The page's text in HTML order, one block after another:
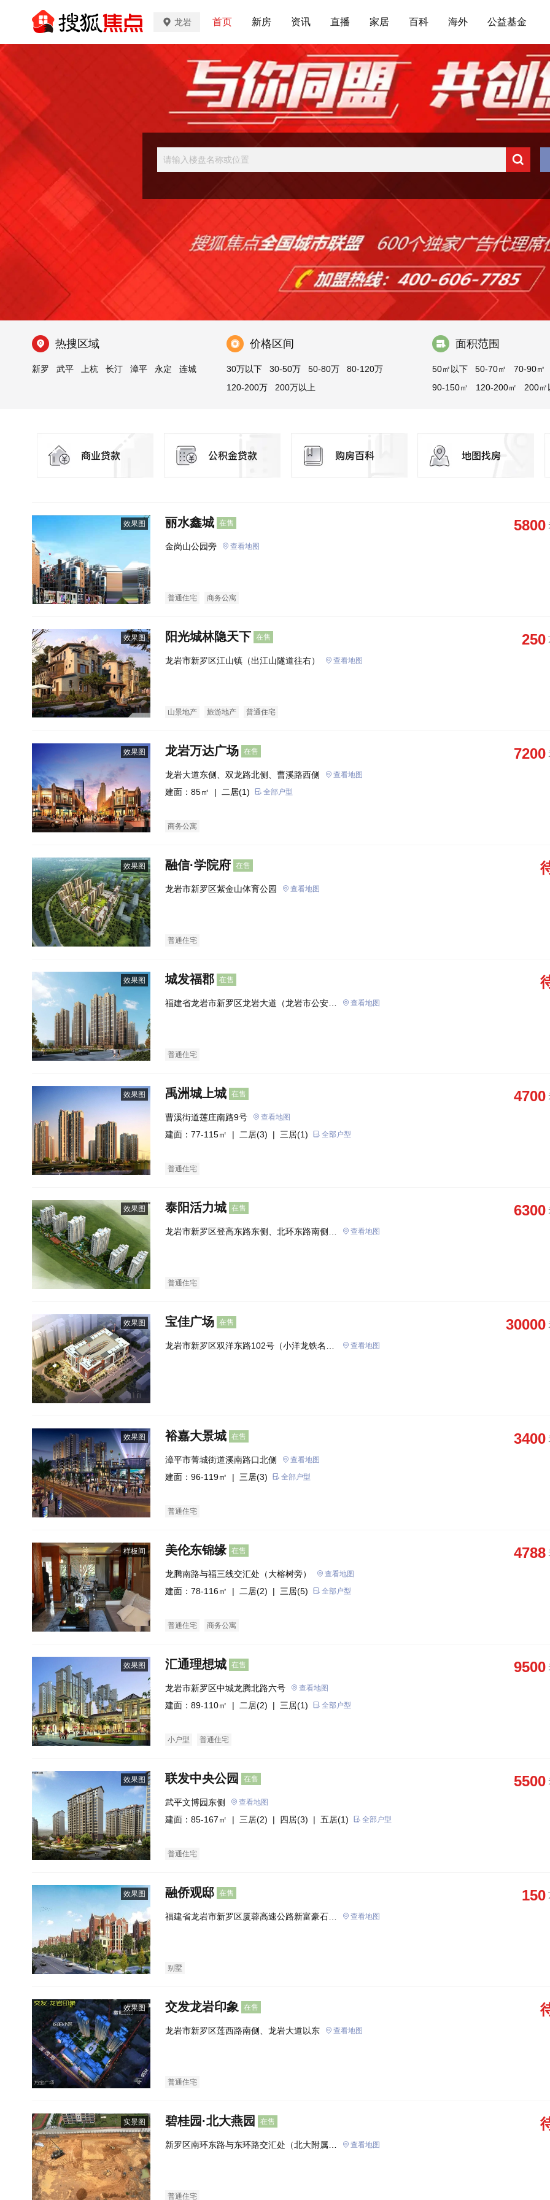
龙岩 首页 新房 资讯 直播 家居 百科 海外 公益基金
热搜区域
新罗 武平 上杭 长汀 漳平 永定 连城
价格区间
30万以下 30-50万 50-80万
80-120万
120-200万
200万以上
面积范围
50㎡以下 50-70㎡
70-90㎡
90-150㎡
120-200㎡ 200㎡
效果图 丽水鑫城 在售 5800
金岗山公园旁 查看地图
普通住宅 商务公寓
效果图 阳光城林隐天下 在售 250
龙岩市新罗区江山镇（出江山隧道往右） 查看地图
山景地产 旅游地产 普通住宅
效果图 龙岩万达广场 在售 7200
龙岩大道东侧、双龙路北侧、曹溪路西侧 查看地图
建面：85㎡ | 二居(1) 全部户型
商务公寓
效果图 融信·学院府 在售
龙岩市新罗区紫金山体育公园 查看地图
普通住宅
效果图 城发福郡 在售
福建省龙岩市新罗区龙岩大道（龙岩市公安局
查看地图
普通住宅
效果图 禹洲城上城 在售 4700
曹溪街道莲庄南路9号 查看地图
建面：77-115㎡ | 二居(3) | 三居(1) 全部户型
普通住宅
效果图 泰阳活力城 在售 6300
龙岩市新罗区登高东路东侧、北环东路南侧、
查看地图
普通住宅
效果图 宝佳广场 在售 30000
龙岩市新罗区双洋东路102号（小洋龙铁名苑
查看地图
效果图 裕嘉大景城 在售 3400
漳平市菁城街道溪南路口北侧 查看地图
建面：96-119㎡ | 三居(3) 全部户型
普通住宅
样板间 美伦东锦缘 在售 4788
龙腾南路与福三线交汇处（大榕树旁） 查看地图
建面：78-116㎡ | 二居(2) | 三居(5) 全部户型
普通住宅 商务公寓
效果图 汇通理想城 在售 9500
龙岩市新罗区中城龙腾北路六号 查看地图
建面：89-110㎡ | 二居(2) | 三居(1) 全部户型
小户型 普通住宅
效果图 联发中央公园 在售 5500
武平文博园东侧 查看地图
建面：85-167㎡ | 三居(2) | 四居(3) | 五居(1) 全部户型
普通住宅
效果图 融侨观邸 在售 150
福建省龙岩市新罗区厦蓉高速公路新富豪石材
查看地图
别墅
效果图 交发龙岩印象 在售
龙岩市新罗区莲西路南侧、龙岩大道以东 查看地图
普通住宅
实景图 碧桂园·北大燕园 在售
新罗区南环东路与东环路交汇处（北大附属学
查看地图
普通住宅